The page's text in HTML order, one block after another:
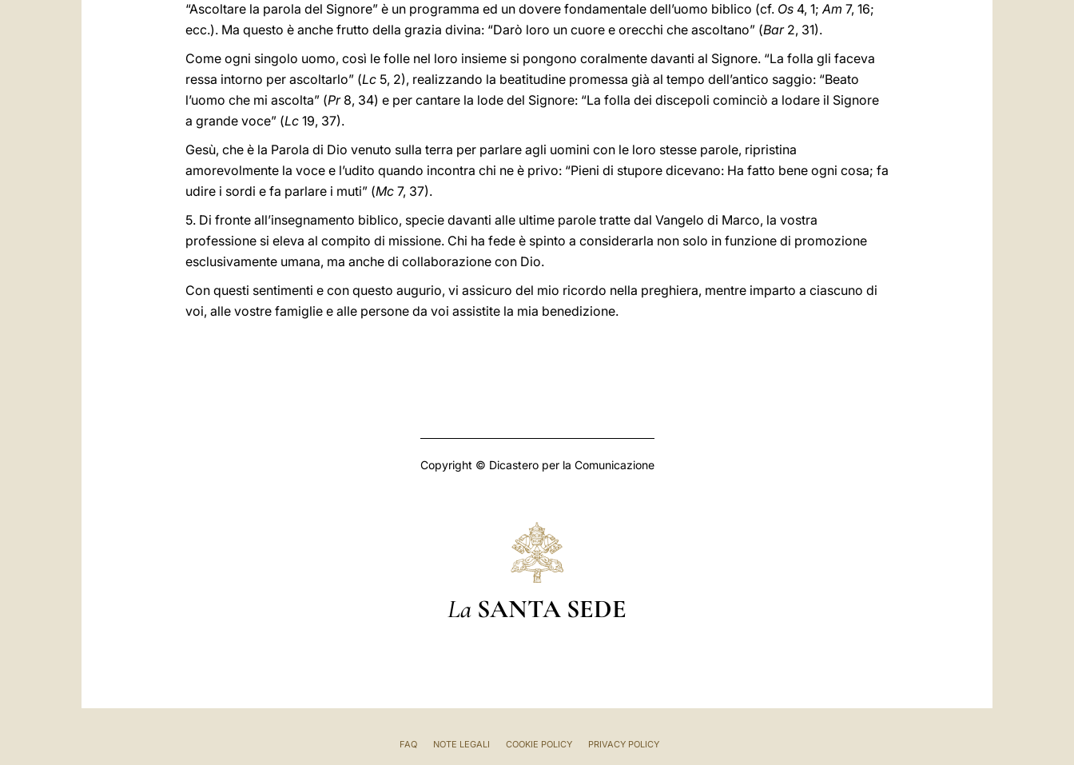
“Ascoltare la parola del Signore” è un programma ed un dovere fondamentale dell’uomo biblico (cf. Os 4, 1;Am 7, 16;
ecc.). Ma questo è anche frutto della grazia divina: “Darò loro un cuore e orecchi che ascoltano” (Bar2, 31).
Come ogni singolo uomo, così le folle nel loro insieme si pongono coralmente davanti al Signore. “La folla gli faceva
ressa intorno per ascoltarlo” (Lc 5, 2), realizzando la beatitudine promessa già al tempo dell’antico saggio: “Beato
l’uomo che mi ascolta” (Pr8, 34) e per cantare la lode del Signore: “La folla dei discepoli cominciò a lodare il Signore
a grande voce” (Lc 19, 37).
Gesù, che è la Parola di Dio venuto sulla terra per parlare agli uomini con le loro stesse parole, ripristina
amorevolmente la voce e l’udito quando incontra chi ne è privo: “Pieni di stupore dicevano: Ha fatto bene ogni cosa; fa
udire i sordi e fa parlare i muti” (Mc 7, 37).
5. Di fronte all’insegnamento biblico, specie davanti alle ultime parole tratte dal Vangelo di Marco, la vostra
professione si eleva al compito di missione. Chi ha fede è spinto a considerarla non solo in funzione di promozione
esclusivamente umana, ma anche di collaborazione con Dio.
Con questi sentimenti e con questo augurio, vi assicuro del mio ricordo nella preghiera, mentre imparto a ciascuno di
voi, alle vostre famiglie e alle persone da voi assistite la mia benedizione.
Copyright © Dicastero per la Comunicazione
La SANTA SEDE
FAQ NOTE LEGALI COOKIE POLICY PRIVACY POLICY